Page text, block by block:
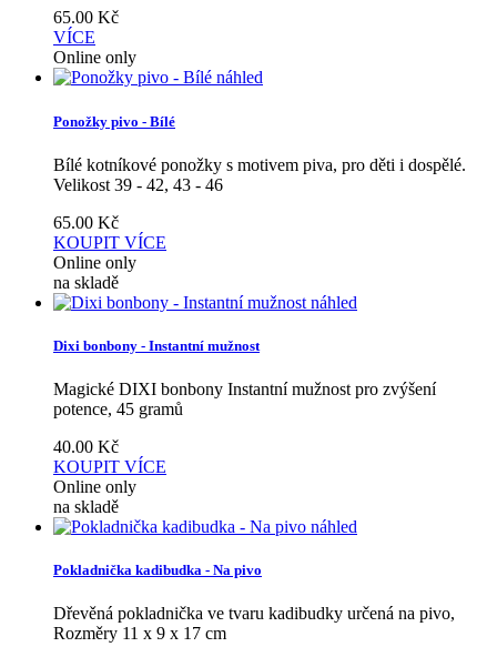
65.00 Kč
VÍCE
Online only
náhled
Ponožky pivo - Bílé
Bílé kotníkové ponožky s motivem piva, pro děti i dospělé.
Velikost 39 - 42, 43 - 46
65.00 Kč
KOUPIT VÍCE
Online only
na skladě
náhled
Dixi bonbony - Instantní mužnost
Magické DIXI bonbony Instantní mužnost pro zvýšení
potence, 45 gramů
40.00 Kč
KOUPIT VÍCE
Online only
na skladě
náhled
Pokladnička kadibudka - Na pivo
Dřevěná pokladnička ve tvaru kadibudky určená na pivo,
Rozměry 11 x 9 x 17 cm